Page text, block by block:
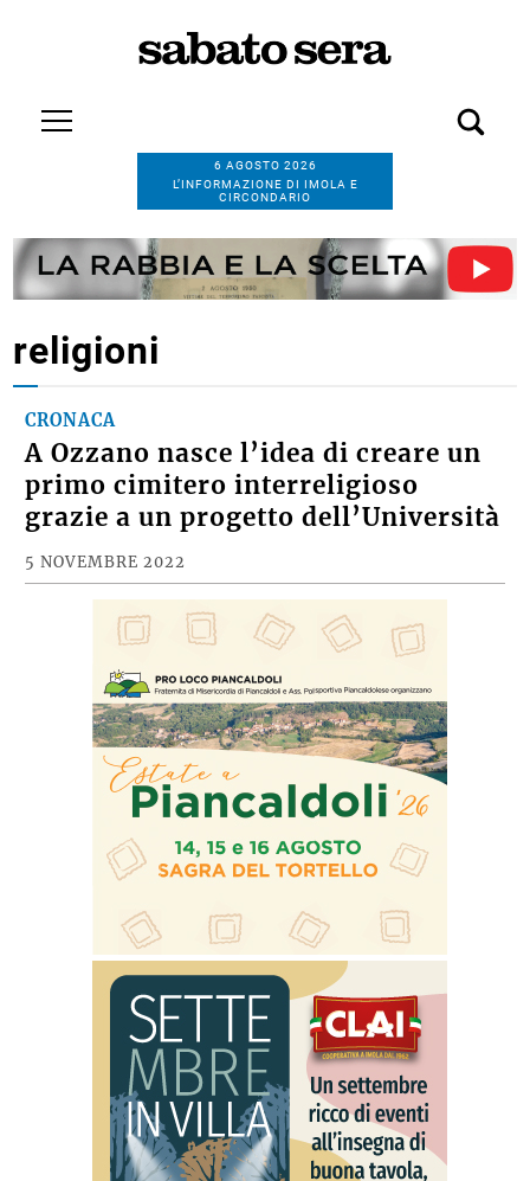
6 AGOSTO 2026
L’INFORMAZIONE DI IMOLA E
CIRCONDARIO
religioni
CRONACA
A Ozzano nasce l’idea di creare un
primo cimitero interreligioso
grazie a un progetto dell’Università
5 NOVEMBRE 2022